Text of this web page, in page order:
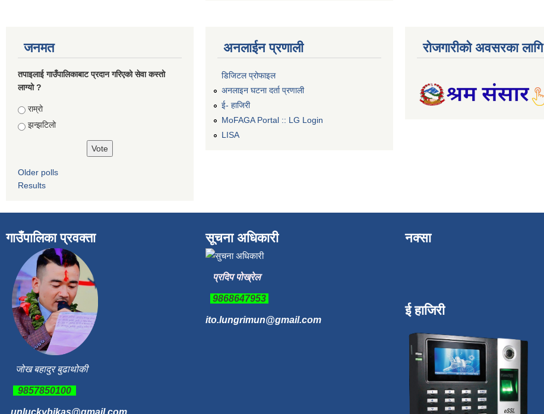
जनमत
तपाइलाई गाउँपालिकाबाट प्रदान गरिएको सेवा कस्तो
लाग्यो ?
Choices
राम्रो
झन्झटिलो
Older polls
Results
अनलाईन प्रणाली
डिजिटल प्रोफाइल
अनलाइन घटना दर्ता प्रणाली
ई- हाजिरी
MoFAGA Portal :: LG Login
LISA
रोजगारीको अवसरका लागि
गाउँपालिका प्रवक्ता
जोख बहादुर बुढाथोकी
9857850100
unluckybikas@gmail.com
सूचना अधिकारी
प्रदिप पोख्रेल
9868647953
ito.lungrimun@gmail.com
नक्सा
ई हाजिरी